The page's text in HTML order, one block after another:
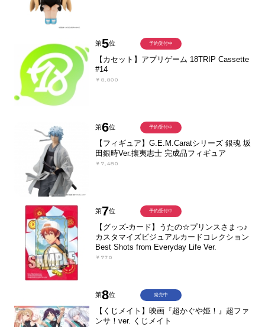
第5位
【カセット】アプリゲーム 18TRIP Cassette
#14
￥8,800
予約受付中
第6位
【フィギュア】G.E.M.Caratシリーズ 銀魂 坂
田銀時Ver.攘夷志士 完成品フィギュア
￥7,480
予約受付中
第7位
【グッズ-カード】うたの☆プリンスさまっ♪
カスタマイズビジュアルカードコレクション
Best Shots from Everyday Life Ver.
￥770
予約受付中
第8位
【くじメイト】映画『超かぐや姫！』超ファ
ンサ！ver. くじメイト
発売中